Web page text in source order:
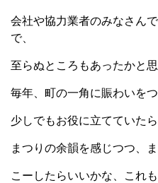
会社や協力業者のみなさん
で、
至らぬところもあったかと思
毎年、町の一角に賑わいを
少しでもお役に立てていた
まつりの余韻を感じつつ、
こーしたらいいかな、これも